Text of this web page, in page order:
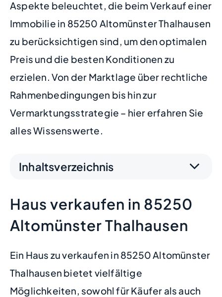
Aspekte beleuchtet, die beim Verkauf einer
Immobilie in 85250 Altomünster Thalhausen
zu berücksichtigen sind, um den optimalen
Preis und die besten Konditionen zu
erzielen. Von der Marktlage über rechtliche
Rahmenbedingungen bis hin zur
Vermarktungsstrategie – hier erfahren Sie
alles Wissenswerte.
Inhaltsverzeichnis
Haus verkaufen in 85250
Altomünster Thalhausen
Ein Haus zu verkaufen in 85250 Altomünster
Thalhausen bietet vielfältige
Möglichkeiten, sowohl für Käufer als auch